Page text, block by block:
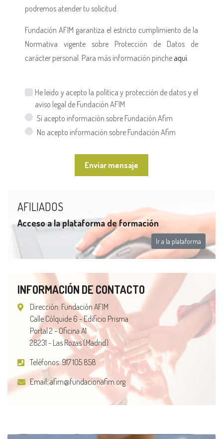
podremos atender tu solicitud.
Fundación AFIM garantiza el estricto cumplimiento de la
Normativa vigente sobre Protección de Datos de
carácter personal. Para más información pinche aquí
He leído y acepto la política y protección de datos y el
aviso legal de Fundación AFIM
Sí acepto información sobre Fundación Afim
No acepto información sobre Fundación Afim
Enviar mensaje
AFILIADOS
Acceso a la plataforma de formación
Ir a la plataforma
INFORMACIÓN DE CONTACTO
Dirección: Fundación AFIM
Calle Cólquide 6 - Edificio Prisma
Portal 2 - Oficina A1
28231 - Las Rozas (Madrid)
Teléfonos:917 105 858
Email:afim@fundacionafim.org